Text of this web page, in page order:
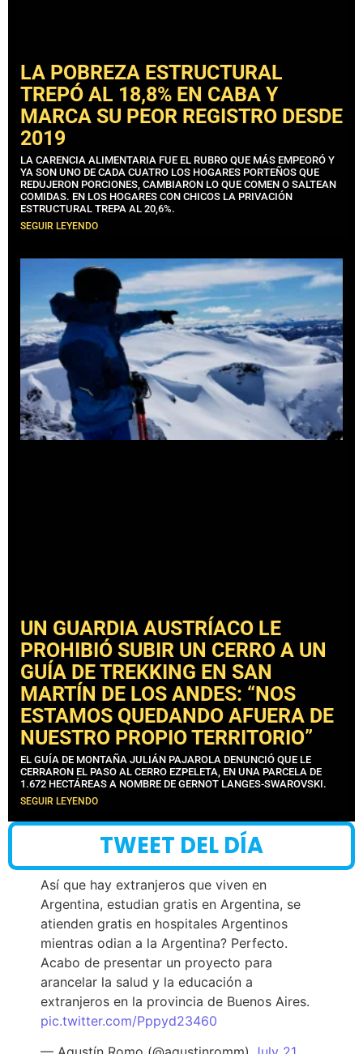
LA POBREZA ESTRUCTURAL
TREPÓ AL 18,8% EN CABA Y
MARCA SU PEOR REGISTRO DESDE
2019
LA CARENCIA ALIMENTARIA FUE EL RUBRO QUE MÁS EMPEORÓ Y
YA SON UNO DE CADA CUATRO LOS HOGARES PORTEÑOS QUE
REDUJERON PORCIONES, CAMBIARON LO QUE COMEN O SALTEAN
COMIDAS. EN LOS HOGARES CON CHICOS LA PRIVACIÓN
ESTRUCTURAL TREPA AL 20,6%.
SEGUIR LEYENDO
UN GUARDIA AUSTRÍACO LE
PROHIBIÓ SUBIR UN CERRO A UN
GUÍA DE TREKKING EN SAN
MARTÍN DE LOS ANDES: “NOS
ESTAMOS QUEDANDO AFUERA DE
NUESTRO PROPIO TERRITORIO”
EL GUÍA DE MONTAÑA JULIÁN PAJAROLA DENUNCIÓ QUE LE
CERRARON EL PASO AL CERRO EZPELETA, EN UNA PARCELA DE
1.672 HECTÁREAS A NOMBRE DE GERNOT LANGES-SWAROVSKI.
SEGUIR LEYENDO
TWEET DEL DÍA
Así que hay extranjeros que viven en
Argentina, estudian gratis en Argentina, se
atienden gratis en hospitales Argentinos
mientras odian a la Argentina? Perfecto.
Acabo de presentar un proyecto para
arancelar la salud y la educación a
extranjeros en la provincia de Buenos Aires.
pic.twitter.com/Pppyd23460